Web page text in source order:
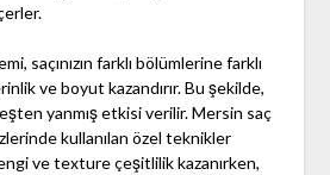
saçınızın farklı bölümlerine farklı
ve boyut kazandırır. Bu şekilde,
yanmış etkisi verilir. Mersin saç
kullanılan özel teknikler
ve texture çeşitlilik kazanırken,